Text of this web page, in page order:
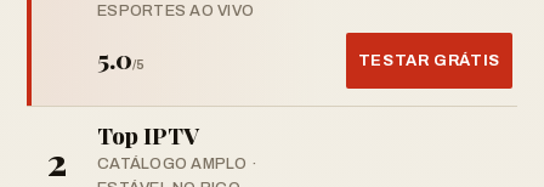
ESPORTES AO VIVO
5.0/5 TESTAR GRÁTIS
2
Top IPTV
CATÁLOGO AMPLO ·